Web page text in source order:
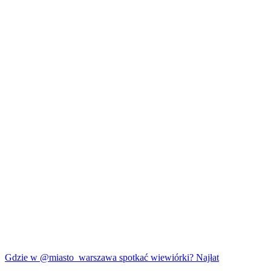
Gdzie w @miasto_warszawa spotkać wiewiórki? Najłat